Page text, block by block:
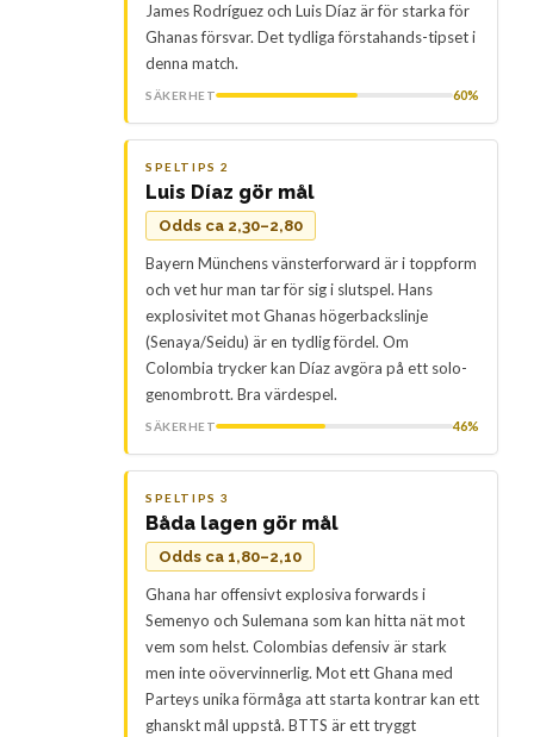
James Rodríguez och Luis Díaz är för starka för
Ghanas försvar. Det tydliga förstahands-tipset i
denna match.
SÄKERHET 60%
SPELTIPS 2
Luis Díaz gör mål
Odds ca 2,30–2,80
Bayern Münchens vänsterforward är i toppform
och vet hur man tar för sig i slutspel. Hans
explosivitet mot Ghanas högerbackslinje
(Senaya/Seidu) är en tydlig fördel. Om
Colombia trycker kan Díaz avgöra på ett solo-
genombrott. Bra värdespel.
SÄKERHET 46%
SPELTIPS 3
Båda lagen gör mål
Odds ca 1,80–2,10
Ghana har offensivt explosiva forwards i
Semenyo och Sulemana som kan hitta nät mot
vem som helst. Colombias defensiv är stark
men inte oövervinnerlig. Mot ett Ghana med
Parteys unika förmåga att starta kontrar kan ett
ghanskt mål uppstå. BTTS är ett tryggt